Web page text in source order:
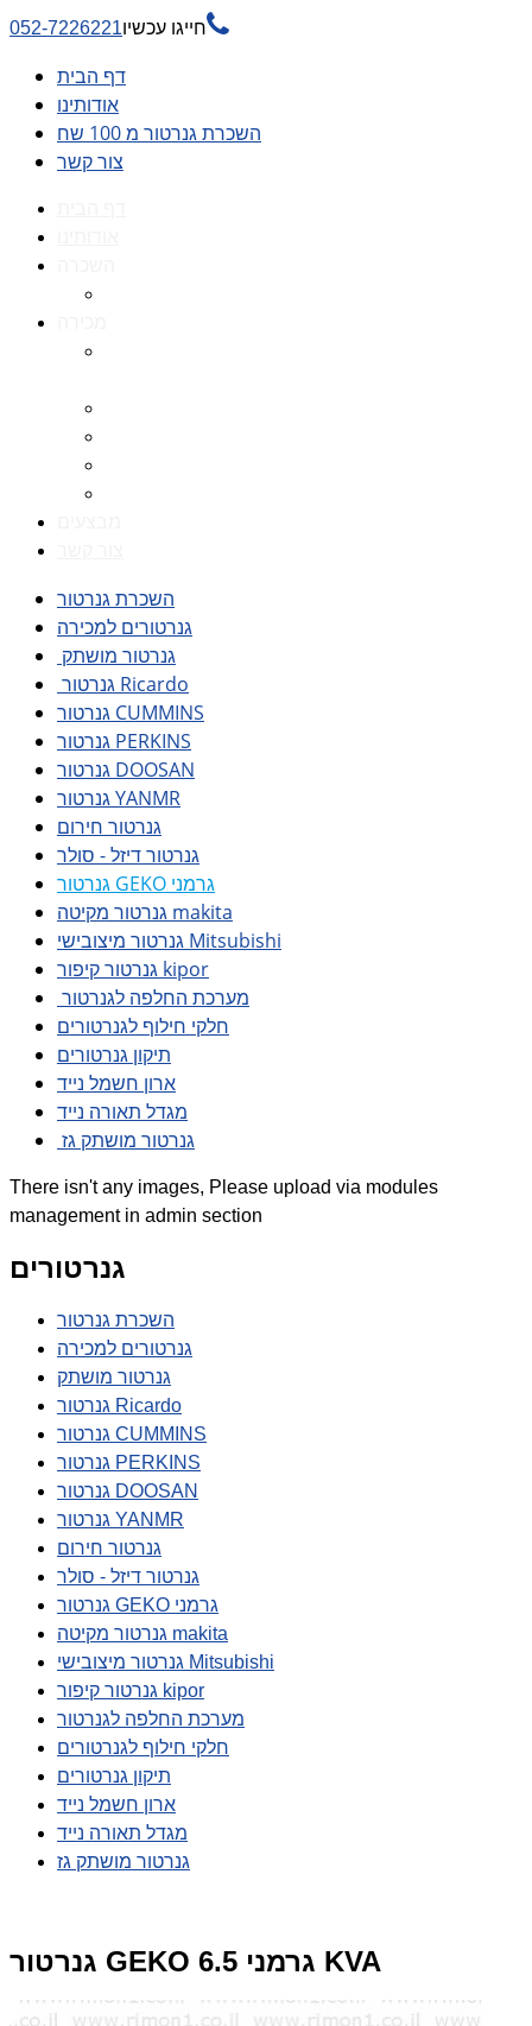
חייגו עכשיו052-7226221 
דף הבית
אודותינו
השכרת גנרטור מ 100 שח
צור קשר
השכרת גנרטור
גנרטורים למכירה
גנרטור מושתק
גנרטור Ricardo
גנרטור CUMMINS
גנרטור PERKINS
גנרטור DOOSAN
גנרטור YANMR
גנרטור חירום
גנרטור דיזל - סולר
גנרטור GEKO גרמני
גנרטור מקיטה makita
גנרטור מיצובישי Mitsubishi
גנרטור קיפור kipor
מערכת החלפה לגנרטור
חלקי חילוף לגנרטורים
תיקון גנרטורים
ארון חשמל נייד
מגדל תאורה נייד
גנרטור מושתק גז
There isn't any images, Please upload via modules
management in admin section
גנרטורים
השכרת גנרטור
גנרטורים למכירה
גנרטור מושתק
גנרטור Ricardo
גנרטור CUMMINS
גנרטור PERKINS
גנרטור DOOSAN
גנרטור YANMR
גנרטור חירום
גנרטור דיזל - סולר
גנרטור GEKO גרמני
גנרטור מקיטה makita
גנרטור מיצובישי Mitsubishi
גנרטור קיפור kipor
מערכת החלפה לגנרטור
חלקי חילוף לגנרטורים
תיקון גנרטורים
ארון חשמל נייד
מגדל תאורה נייד
גנרטור מושתק גז
גנרטור GEKO גרמני 6.5 KVA